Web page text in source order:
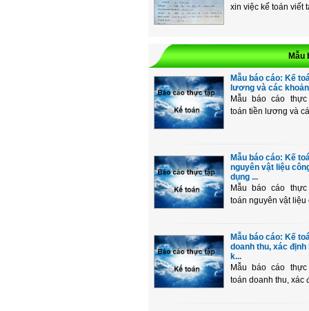
xin việc kế toán viết
Mẫu
Mẫu báo cáo: Kế
lương và các
Mẫu báo cáo
toán tiền lương và
Mẫu báo cáo: Kế
nguyên vật liệu
dụng ...
Mẫu báo cáo
toán nguyên vật liệu
Mẫu báo cáo: Kế
doanh thu, xác định
k...
Mẫu báo cáo
toán doanh thu, xác